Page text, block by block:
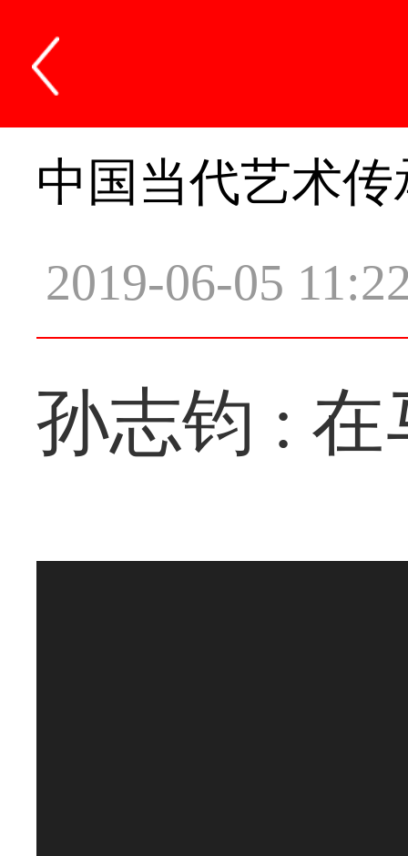
中国当代艺术
2019-06-05
孙志钧 :